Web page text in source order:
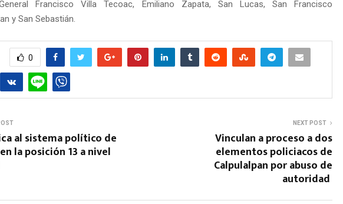
Francisco Villa Tecoac, Emiliano Zapata, San Lucas, San Francisco
y San Sebastián.
0
al sistema político de
la posición 13 a nivel
NEXT POST
Vinculan a proceso a dos
elementos policiacos de
Calpulalpan por abuso de
autoridad